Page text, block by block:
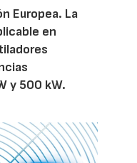
Europea. La
en
y 500 kW.